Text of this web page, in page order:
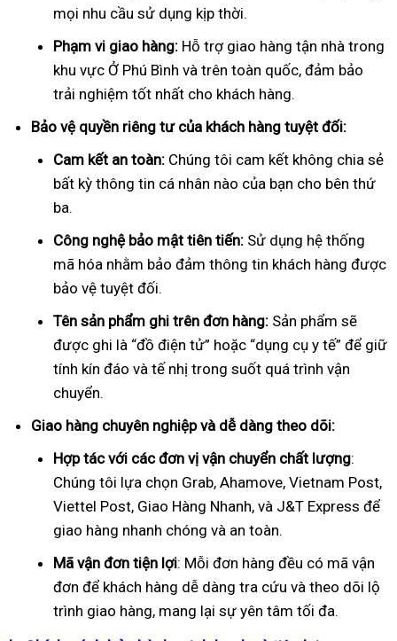
mọi nhu cầu sử dụng kịp thời.
Phạm vi giao hàng: Hỗ trợ giao hàng tận nhà trong
khu vực Ở Phú Bình và trên toàn quốc, đảm bảo
trải nghiệm tốt nhất cho khách hàng.
Bảo vệ quyền riêng tư của khách hàng tuyệt đối:
Cam kết an toàn: Chúng tôi cam kết không chia sẻ
bất kỳ thông tin cá nhân nào của bạn cho bên thứ
ba.
Công nghệ bảo mật tiên tiến: Sử dụng hệ thống
mã hóa nhằm bảo đảm thông tin khách hàng được
bảo vệ tuyệt đối.
Tên sản phẩm ghi trên đơn hàng: Sản phẩm sẽ
được ghi là “đồ điện tử” hoặc “dụng cụ y tế” để giữ
tính kín đáo và tế nhị trong suốt quá trình vận
chuyển.
Giao hàng chuyên nghiệp và dễ dàng theo dõi:
Hợp tác với các đơn vị vận chuyển chất lượng:
Chúng tôi lựa chọn Grab, Ahamove, Vietnam Post,
Viettel Post, Giao Hàng Nhanh, và J&T Express để
giao hàng nhanh chóng và an toàn.
Mã vận đơn tiện lợi: Mỗi đơn hàng đều có mã vận
đơn để khách hàng dễ dàng tra cứu và theo dõi lộ
trình giao hàng, mang lại sự yên tâm tối đa.